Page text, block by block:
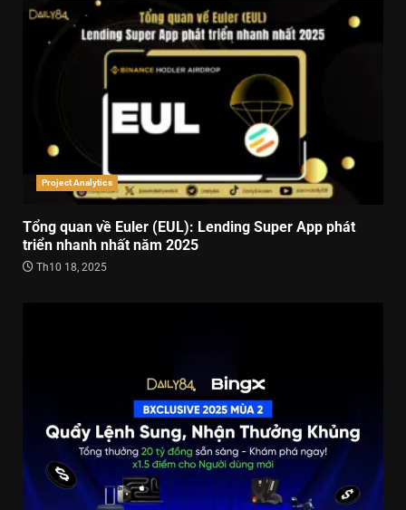
Project Analytics
Tổng quan về Euler (EUL): Lending Super App phát
triển nhanh nhất năm 2025
Th10 18, 2025